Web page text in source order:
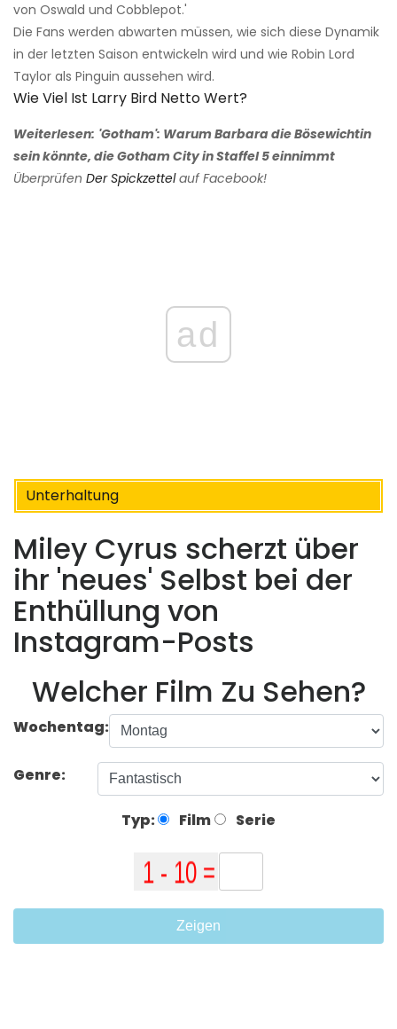
von Oswald und Cobblepot.'
Die Fans werden abwarten müssen, wie sich diese Dynamik
in der letzten Saison entwickeln wird und wie Robin Lord
Taylor als Pinguin aussehen wird.
Wie Viel Ist Larry Bird Netto Wert?
Weiterlesen: 'Gotham': Warum Barbara die Bösewichtin
sein könnte, die Gotham City in Staffel 5 einnimmt
Überprüfen Der Spickzettel auf Facebook!
ad
Unterhaltung
Miley Cyrus scherzt über
ihr 'neues' Selbst bei der
Enthüllung von
Instagram-Posts
Welcher Film Zu Sehen?
Wochentag:
Genre:
Typ: Film Serie
Zeigen